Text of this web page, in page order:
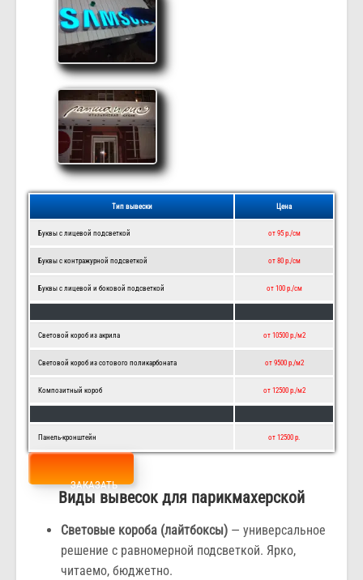
Тип вывески Цена
Буквы с лицевой подсветкой от 95 р./см
Буквы с контражурной подсветкой от 80 р./см
Буквы с лицевой и боковой подсветкой от 100 р./см
Световой короб из акрила от 10500 р./м2
Световой короб из сотового поликарбоната от 9500 р./м2
Композитный короб от 12500 р./м2
Панель-кронштейн от 12500 р.
ЗАКАЗАТЬ
Виды вывесок для парикмахерской
Световые короба (лайтбоксы) — универсальное
решение с равномерной подсветкой. Ярко,
читаемо, бюджетно.